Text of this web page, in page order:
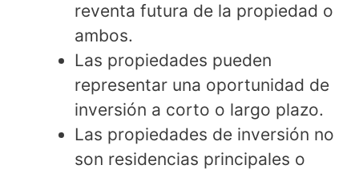
reventa futura de la propiedad o
ambos.
Las propiedades pueden
representar una oportunidad de
inversión a corto o largo plazo.
Las propiedades de inversión no
son residencias principales o